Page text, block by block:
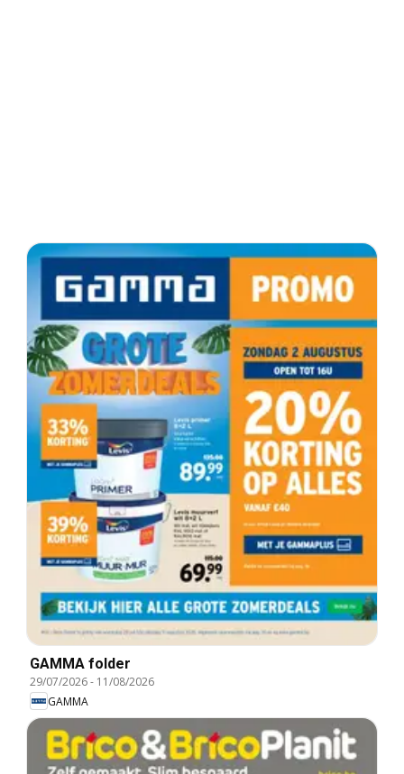
GAMMA folder
29/07/2026- 11/08/2026
GAMMA